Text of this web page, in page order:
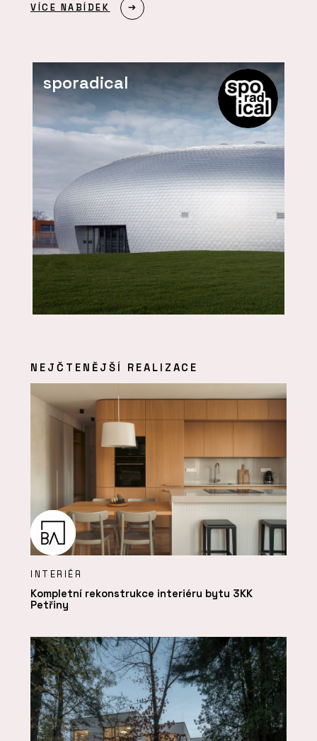
VÍCE NABÍDEK
sporadical
NEJČTENĚJŠÍ REALIZACE
INTERIÉR
Kompletní rekonstrukce interiéru bytu 3KK
Petřiny